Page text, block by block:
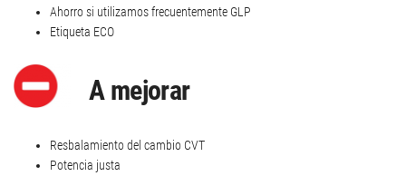
Ahorro si utilizamos frecuentemente GLP
Etiqueta ECO
A mejorar
Resbalamiento del cambio CVT
Potencia justa